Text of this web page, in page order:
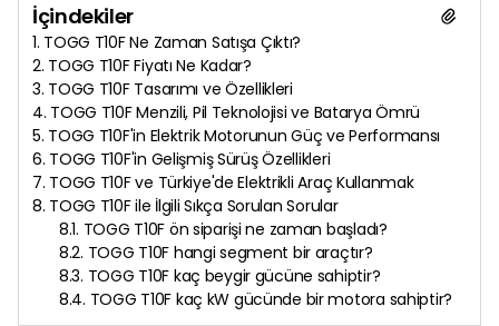
İçindekiler
1. TOGG T10F Ne Zaman Satışa Çıktı?
2. TOGG T10F Fiyatı Ne Kadar?
3. TOGG T10F Tasarımı ve Özellikleri
4. TOGG T10F Menzili, Pil Teknolojisi ve Batarya Ömrü
5. TOGG T10F'in Elektrik Motorunun Güç ve Performansı
6. TOGG T10F'in Gelişmiş Sürüş Özellikleri
7. TOGG T10F ve Türkiye'de Elektrikli Araç Kullanmak
8. TOGG T10F ile İlgili Sıkça Sorulan Sorular
8.1. TOGG T10F ön siparişi ne zaman başladı?
8.2. TOGG T10F hangi segment bir araçtır?
8.3. TOGG T10F kaç beygir gücüne sahiptir?
8.4. TOGG T10F kaç kW gücünde bir motora sahiptir?